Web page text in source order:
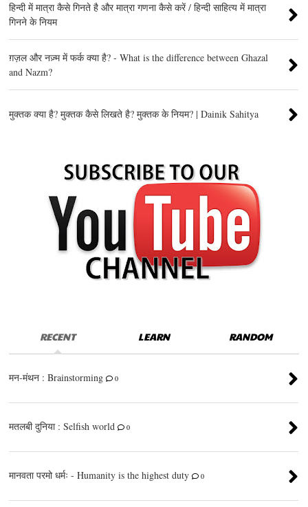
हिन्दी में मात्रा कैसे गिनते है और मात्रा गणना कैसे करें / हिन्दी साहित्य में मात्रा
गिनने के नियम
ग़ज़ल और नज़्म में फर्क क्या है? - What is the difference between Ghazal
and Nazm?
मुक्तक क्या है? मुक्तक कैसे लिखते है? मुक्तक के नियम? | Dainik Sahitya
RECENT LEARN RANDOM
मन-मंथन : Brainstorming 0
मतलबी दुनिया : Selfish world 0
मानवता परमो धर्मः - Humanity is the highest duty 0